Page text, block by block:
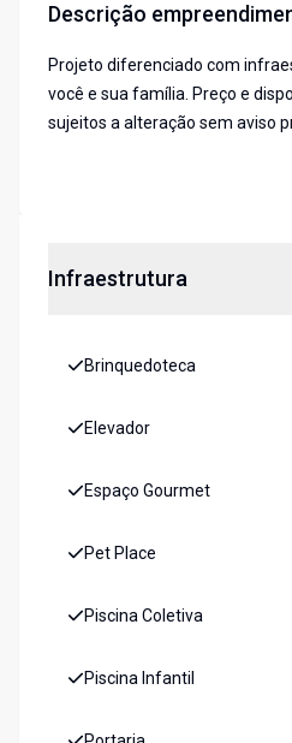
Descrição
Projeto diferenciado com
você e sua família. Preço e
sujeitos a alteração sem aviso
Infraestrutura
Brinquedoteca
Elevador
Espaço Gourmet
Pet Place
Piscina Coletiva
Piscina Infantil